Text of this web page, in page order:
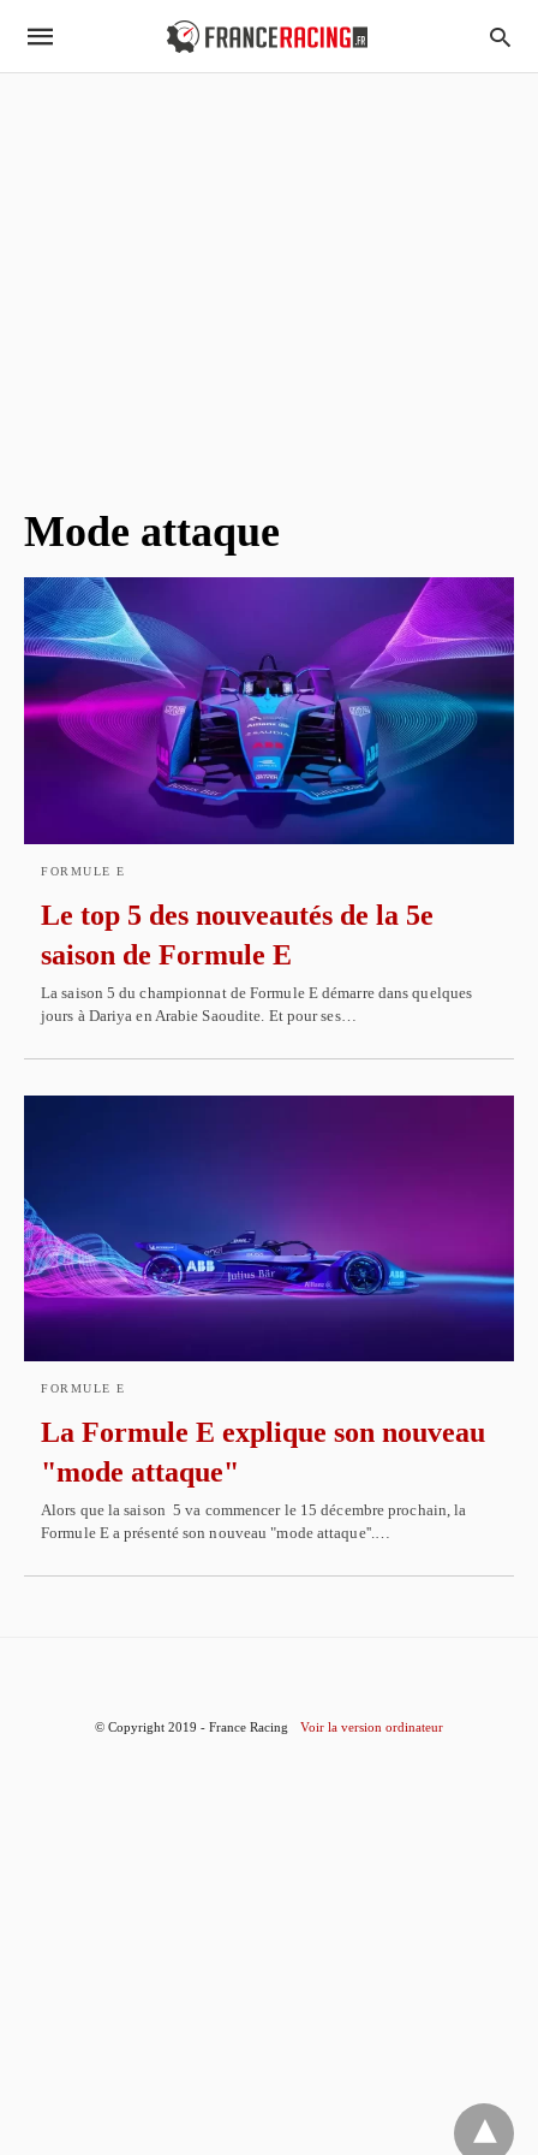
Mode attaque
FORMULE E
Le top 5 des nouveautés de la 5e
saison de Formule E
La saison 5 du championnat de Formule E démarre dans quelques
jours à Dariya en Arabie Saoudite. Et pour ses…
FORMULE E
La Formule E explique son nouveau
"mode attaque"
Alors que la saison 5 va commencer le 15 décembre prochain, la
Formule E a présenté son nouveau "mode attaque''.…
© Copyright 2019 - France Racing Voir la version ordinateur